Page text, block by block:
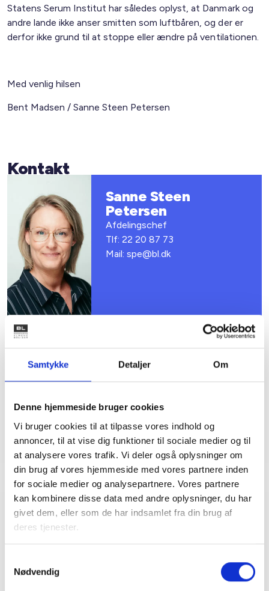
Samtykke Detaljer Om
Denne hjemmeside bruger cookies
Vi bruger cookies til at tilpasse vores indhold og
annoncer, til at vise dig funktioner til sociale medier og til
at analysere vores trafik. Vi deler også oplysninger om
din brug af vores hjemmeside med vores partnere inden
for sociale medier og analysepartnere. Vores partnere
kan kombinere disse data med andre oplysninger, du har
givet dem, eller som de har indsamlet fra din brug af
deres tjenester.
Nødvendig
Statens Serum Institut har således oplyst, at Danmark og
andre lande ikke anser smitten som luftbåren, og der er
derfor ikke grund til at stoppe eller ændre på ventilationen.
Med venlig hilsen
Bent Madsen / Sanne Steen Petersen
Kontakt
Sanne Steen
Petersen
Afdelingschef
Tlf: 22 20 87 73
Mail: spe@bl.dk
Tlf: 28 88 18 77
Mail: bma@bl.dk
Relateret indhold Viden
Nye krav om fjernaflæste målere – alle
ejendomme skal være klar senest 1. januar